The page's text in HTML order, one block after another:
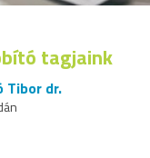
tagjaink
Tibor dr.